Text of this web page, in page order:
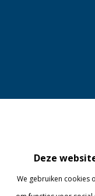
Bedrijven
Onderzoek
Deze
We gebruiken cookies